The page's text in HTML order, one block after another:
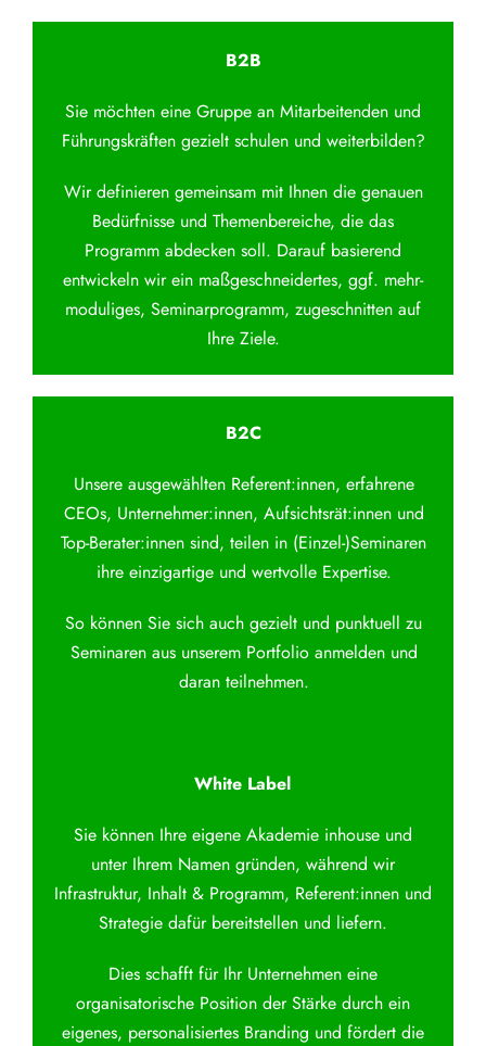
B2B
Sie möchten eine Gruppe an Mitarbeitenden und
Führungskräften gezielt schulen und weiterbilden?
Wir definieren gemeinsam mit Ihnen die genauen
Bedürfnisse und Themenbereiche, die das
Programm abdecken soll. Darauf basierend
entwickeln wir ein maßgeschneidertes, ggf. mehr-
moduliges, Seminarprogramm, zugeschnitten auf
Ihre Ziele.
B2C
Unsere ausgewählten Referent:innen, erfahrene
CEOs, Unternehmer:innen, Aufsichtsrät:innen und
Top-Berater:innen sind, teilen in (Einzel-)Seminaren
ihre einzigartige und wertvolle Expertise.
So können Sie sich auch gezielt und punktuell zu
Seminaren aus unserem Portfolio anmelden und
daran teilnehmen.
White Label
Sie können Ihre eigene Akademie inhouse und
unter Ihrem Namen gründen, während wir
Infrastruktur, Inhalt & Programm, Referent:innen und
Strategie dafür bereitstellen und liefern.
Dies schafft für Ihr Unternehmen eine
organisatorische Position der Stärke durch ein
eigenes, personalisiertes Branding und fördert die